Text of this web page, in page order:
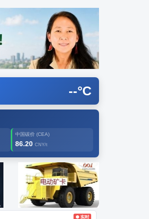
--°C
中国碳价 (CEA)
86.20 CNY/t
创新
● 实时